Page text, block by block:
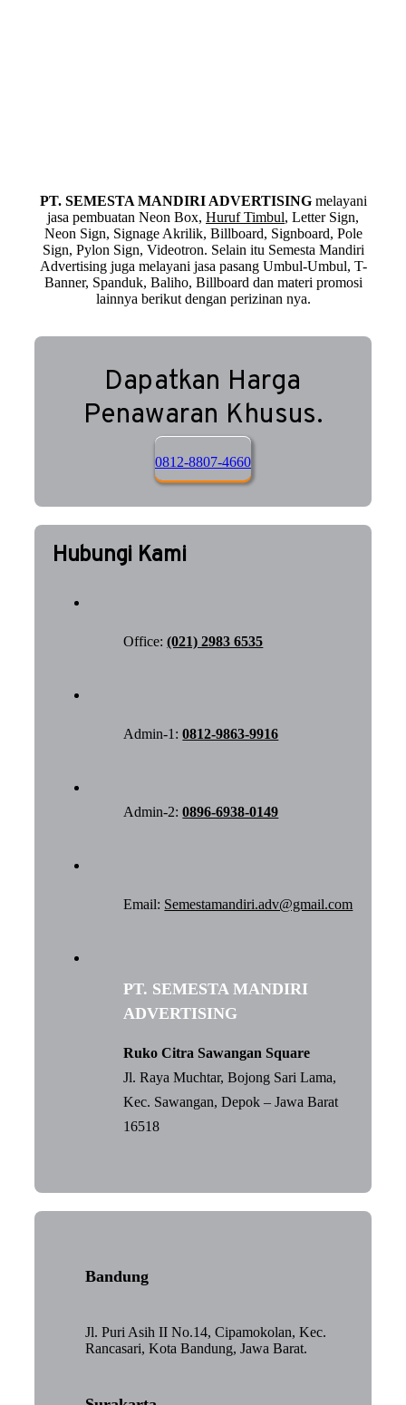
PT. SEMESTA MANDIRI ADVERTISINGmelayani
jasa pembuatan Neon Box, Huruf Timbul, Letter Sign,
Neon Sign, Signage Akrilik, Billboard, Signboard, Pole
Sign, Pylon Sign, Videotron. Selain itu Semesta Mandiri
Advertising juga melayani jasa pasang Umbul-Umbul, T-
Banner, Spanduk, Baliho, Billboard dan materi promosi
lainnya berikut dengan perizinan nya.
Dapatkan Harga
Penawaran Khusus.
0812-8807-4660
Hubungi Kami
Office:(021) 2983 6535
Admin-1:0812-9863-9916
Admin-2:0896-6938-0149
Email: Semestamandiri.adv@gmail.com
PT. SEMESTA MANDIRI
ADVERTISING
Ruko Citra Sawangan Square
Jl. Raya Muchtar, Bojong Sari Lama,
Kec. Sawangan, Depok – Jawa Barat
16518
Bandung
Jl. Puri Asih II No.14, Cipamokolan, Kec.
Rancasari, Kota Bandung, Jawa Barat.